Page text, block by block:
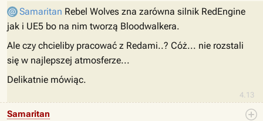
4.13
Samaritan Rebel Wolves zna zarówna silnik RedEngine
jak i UE5 bo na nim tworzą Bloodwalkera.
Ale czy chcieliby pracować z Redami..? Cóż... nie rozstali
się w najlepszej atmosferze...
Delikatnie mówiąc.
Samaritan